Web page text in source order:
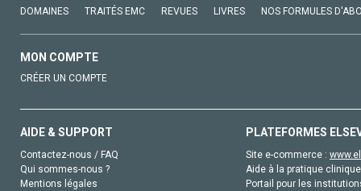
DOMAINES TRAITÉS EMC REVUES LIVRES NOS FORMULES
MON COMPTE
CRÉER UN COMPTE
AIDE & SUPPORT
Contactez-nous / FAQ
Qui sommes-nous ?
Mentions légales
PLATEFORMES
Site e-commerce :
Aide à la pratique
Portail pour les